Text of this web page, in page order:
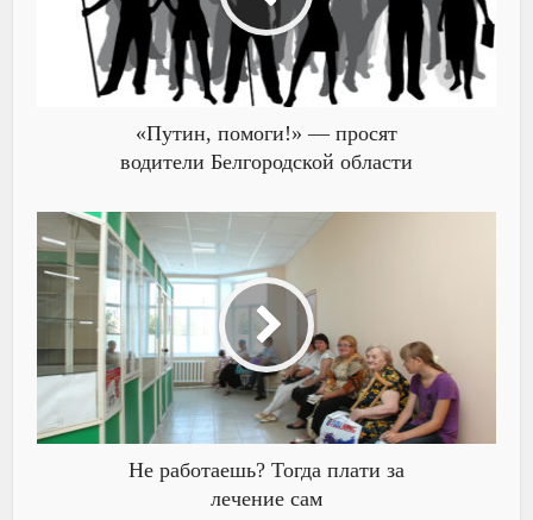
«Путин, помоги!» — просят
водители Белгородской области
Не работаешь? Тогда плати за
лечение сам